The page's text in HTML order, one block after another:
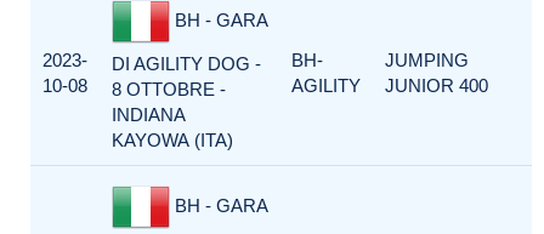
2023-
10-08
BH - GARA
DI AGILITY DOG -
8 OTTOBRE -
INDIANA
KAYOWA (ITA)
BH-
AGILITY
JUMPING
JUNIOR 400
BH - GARA